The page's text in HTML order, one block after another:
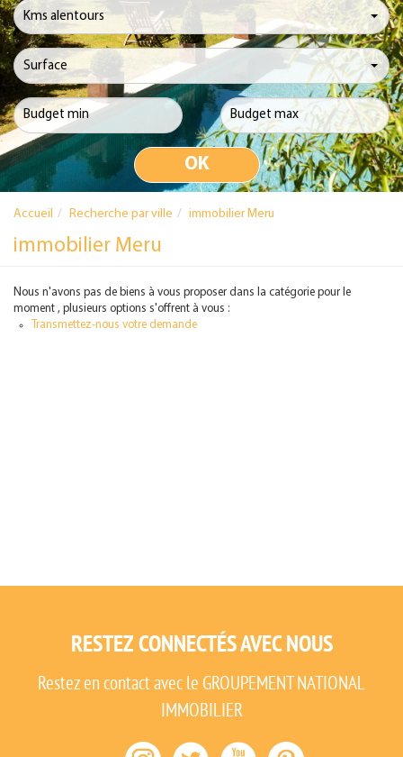
Kms alentours
Surface
Accueil Recherche par ville immobilier Meru
immobilier Meru
Nous n'avons pas de biens à vous proposer dans la catégorie pour le
moment , plusieurs options s'offrent à vous :
Transmettez-nous votre demande
RESTEZ CONNECTÉS AVEC NOUS
Restez en contact avec le GROUPEMENT NATIONAL
IMMOBILIER